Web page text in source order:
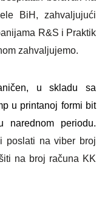
BiH, zahvaljujući
R&S i Praktik
zahvaljujemo.
u skladu sa
u printanoj formi bit
periodu.
poslati na viber broj
na broj računa KK